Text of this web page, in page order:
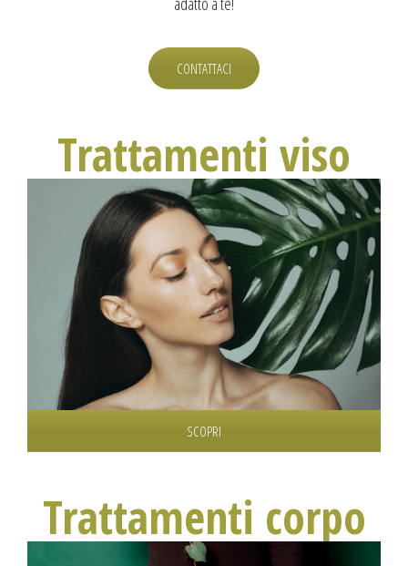
CONTATTACI
Trattamenti viso
Curiamo la pelle del tuo viso nei minimi particolari,
analizzando il tipo di pelle attraverso una precisa
strumentazione e consigliandoti il trattamento e i prodotti
ideali per te.
SCOPRI
Trattamenti corpo